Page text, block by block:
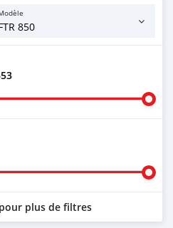
plus de filtres